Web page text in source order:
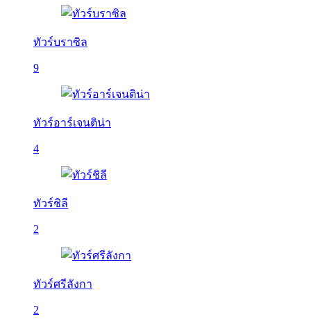
ทัวร์บราซิล
9
ทัวร์อาร์เจนติน่า
4
ทัวร์ชิลี
2
ทัวร์ศรีลังกา
2